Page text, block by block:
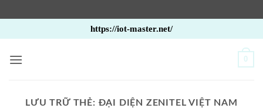
qua
nội
https://iot-master.net/
0
LƯU TRỮ THẺ: ĐẠI DIỆN ZENITEL VIỆT NAM